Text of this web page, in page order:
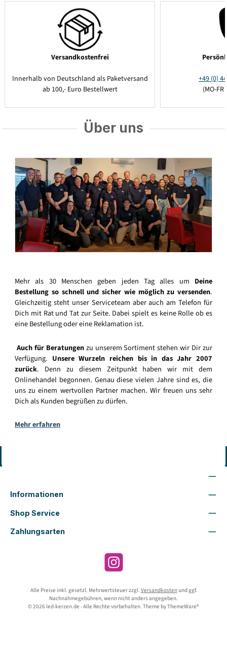
Versandkostenfrei
Innerhalb von Deutschland als Paketversand
ab 100,- Euro Bestellwert
+49 (0)
(MO-
Über uns
Mehr als 30 Menschen geben jeden Tag alles um Deine
Bestellung so schnell und sicher wie möglich zu versenden.
Gleichzeitig steht unser Serviceteam aber auch am Telefon für
Dich mit Rat und Tat zur Seite. Dabei spielt es keine Rolle ob es
eine Bestellung oder eine Reklamation ist.
Auch für Beratungenzu unserem Sortiment stehen wir Dir zur
Verfügung. Unsere Wurzeln reichen bis in das Jahr 2007
zurück. Denn zu diesem Zeitpunkt haben wir mit dem
Onlinehandel begonnen. Genau diese vielen Jahre sind es, die
uns zu einem wertvollen Partner machen. Wir freuen uns sehr
Dich als Kunden begrüßen zu dürfen.
Mehr erfahren
Informationen
Shop Service
Zahlungsarten
Instagram
Alle Preise inkl. gesetzl. Mehrwertsteuer zzgl. Versandkostenund ggf.
Nachnahmegebühren, wenn nicht anders angegeben.
© 2026 led-kerzen.de - Alle Rechte vorbehalten. Theme byThemeWare®